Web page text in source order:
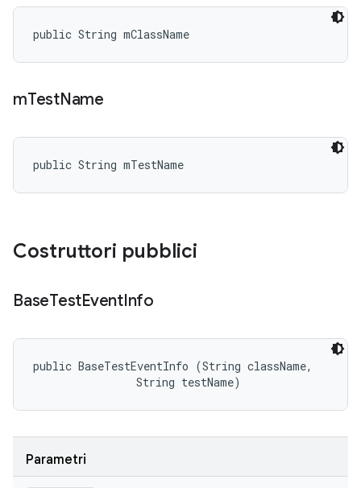
public String mClassName
mTestName
public String mTestName
Costruttori pubblici
BaseTestEventInfo
public BaseTestEventInfo (String className,
                String testName)
Parametri